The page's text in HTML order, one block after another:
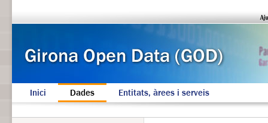
Inici Dades Entitats, àrees i serveis